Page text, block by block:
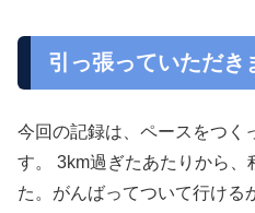
引っ張っていただき
今回の記録は、ペースをつく
す。 3km過ぎたあたりから、
た。がんばってついて行ける